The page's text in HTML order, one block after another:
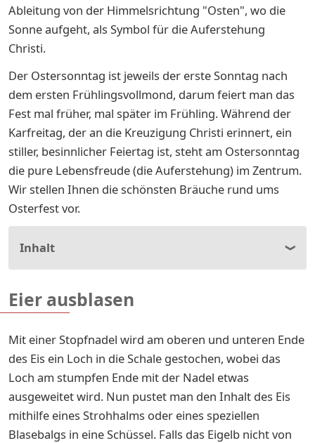
Ableitung von der Himmelsrichtung "Osten", wo die
Sonne aufgeht, als Symbol für die Auferstehung
Christi.
Der Ostersonntag ist jeweils der erste Sonntag nach
dem ersten Frühlingsvollmond, darum feiert man das
Fest mal früher, mal später im Frühling. Während der
Karfreitag, der an die Kreuzigung Christi erinnert, ein
stiller, besinnlicher Feiertag ist, steht am Ostersonntag
die pure Lebensfreude (die Auferstehung) im Zentrum.
Wir stellen Ihnen die schönsten Bräuche rund ums
Osterfest vor.
Inhalt
Eier ausblasen
Mit einer Stopfnadel wird am oberen und unteren Ende
des Eis ein Loch in die Schale gestochen, wobei das
Loch am stumpfen Ende mit der Nadel etwas
ausgeweitet wird. Nun pustet man den Inhalt des Eis
mithilfe eines Strohhalms oder eines speziellen
Blasebalgs in eine Schüssel. Falls das Eigelb nicht von